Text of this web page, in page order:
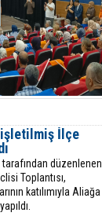
İlçe
tarafından düzenlenen
Toplantısı,
katılımıyla Aliağa